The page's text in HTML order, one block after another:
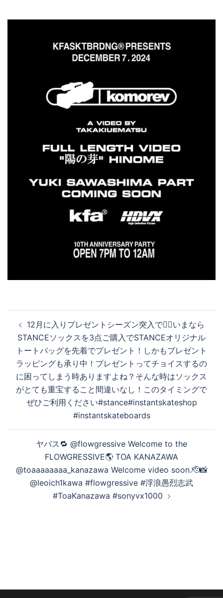
ナ
ビ
ゲ
ー
ン
12月に入りプレゼントシーズン突入です🏻いまなら
STANCEソックスを3点ご購入でSTANCEオリジナル
トートバッグを先着でプレゼント！しかもプレゼント
ラッピングも承り中！プレゼントってチョイスするの
に困ってしまう時ありますよね？そんな時はソックス
がとても重宝すること間違いなし！このタイミングで
ぜひご利用ください#stance#instantskateshop
#instantskateboards
ヤバス🔁 @flowgressive Welcome to the
FLOWGRESSIVE🌎 TOA KANAZAWA
@toaaaaaaaa_kanazawa Welcome video soon.🫡📸
@leoich1kawa #flowgressive #浮浪愚烈志武
#ToaKanazawa #sonyvx1000